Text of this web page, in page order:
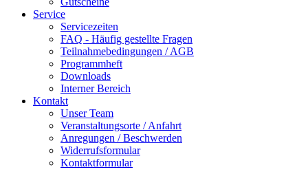
Service
Servicezeiten
FAQ - Häufig gestellte Fragen
Teilnahmebedingungen / AGB
Programmheft
Downloads
Interner Bereich
Kontakt
Unser Team
Veranstaltungsorte / Anfahrt
Anregungen / Beschwerden
Widerrufsformular
Kontaktformular